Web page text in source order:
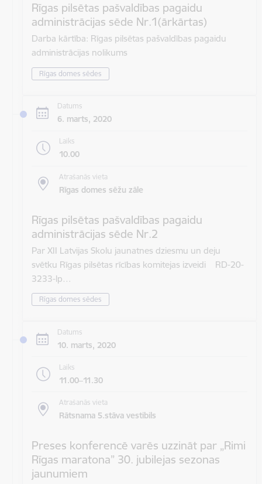
Rīgas pilsētas pašvaldības pagaidu
administrācijas sēde Nr.1(ārkārtas)
Darba kārtība: Rīgas pilsētas pašvaldības pagaidu
administrācijas nolikums
Rīgas domes sēdes
Datums
6. marts, 2020
Laiks
10.00
Atrašanās vieta
Rīgas domes sēžu zāle
Rīgas pilsētas pašvaldības pagaidu
administrācijas sēde Nr.2
Par XII Latvijas Skolu jaunatnes dziesmu un deju
svētku Rīgas pilsētas rīcības komitejas izveidi RD-20-
3233-lp…
Rīgas domes sēdes
Datums
10. marts, 2020
Laiks
11.00–11.30
Atrašanās vieta
Rātsnama 5.stāva vestibils
Preses konferencē varēs uzzināt par „Rimi
Rīgas maratona” 30. jubilejas sezonas
jaunumiem